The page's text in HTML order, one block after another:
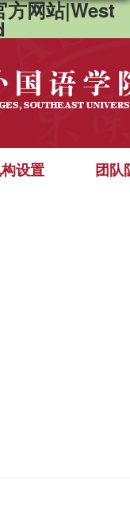
方网站|West
设置 团队